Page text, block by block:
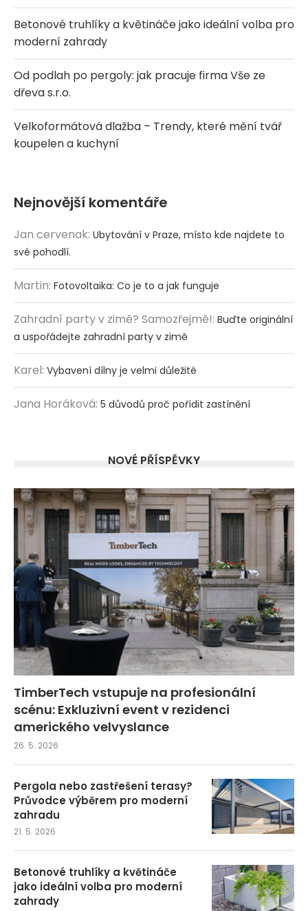
Betonové truhlíky a květináče jako ideální volba pro
moderní zahrady
Od podlah po pergoly: jak pracuje firma Vše ze
dřeva s.r.o.
Velkoformátová dlažba – Trendy, které mění tvář
koupelen a kuchyní
Nejnovější komentáře
Jan cervenak: Ubytování v Praze, místo kde najdete to
své pohodlí.
Martin: Fotovoltaika: Co je to a jak funguje
Zahradní party v zimě? Samozřejmě!: Buďte originální
a uspořádejte zahradní party v zimě
Karel: Vybavení dílny je velmi důležité
Jana Horáková: 5 důvodů proč pořídit zastínění
NOVÉ PŘÍSPĚVKY
TimberTech vstupuje na profesionální
scénu: Exkluzivní event v rezidenci
amerického velvyslance
26. 5. 2026
Pergola nebo zastřešení terasy?
Průvodce výběrem pro moderní
zahradu
21. 5. 2026
Betonové truhlíky a květináče
jako ideální volba pro moderní
zahrady